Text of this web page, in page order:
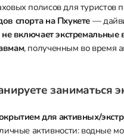
полисов для
спорта на Пхукете—
не включает экстремальные
, полученным во время
заниматься
для активных/
активности: водные